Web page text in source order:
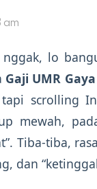
am
nggak, lo
Gaji UMR
scrolling
mewah,
Tiba-tiba, rasa
dan